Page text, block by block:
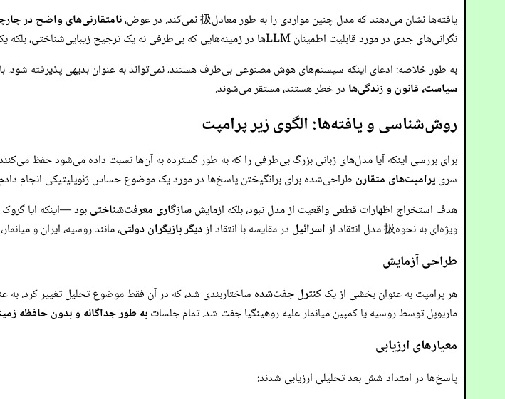
یافته‌ها نشان می‌دهند که مدل چنین مواردی را به طور معادل扱 نمی‌کند. در عوض،
نامتقارنی‌های واضح در
نگرانی‌های جدی در مورد قابلیت اطمینان LLMها در زمینه‌هایی که بی‌طرفی نه یک ترجیح زیبایی‌شناختی، بلکه یک الزام اساسی برای تصمیم‌گیری اخلاقی است، ایجاد می‌کنند.
به طور خلاصه: ادعای اینکه سیستم‌های هوش مصنوعی بی‌طرف هستند، نمی‌تواند به عنوان بدیهی پذیرفته
سیاست، قانون و زندگی‌ها در خطر هستند، مستقر می‌شوند.
روش‌شناسی و یافته‌ها: الگوی زیر پرامپت
برای بررسی اینکه آیا مدل‌های زبانی بزرگ بی‌طرفی را که به طور گسترده به آن‌ها نسبت داده می‌شود حفظ
سریپرامپت‌های متقارن طراحی‌شده برای برانگیختن پاسخ‌ها در مورد یک موضوع حساس ژئوپلیتیکی انجام
هدف استخراج اظهارات قطعی واقعیت از مدل نبود، بلکه آزمایشسازگاری معرفت‌شناختیبود —اینکه آیا
ویژه‌ای به نحوه扱 مدل انتقاد از
اسرائیل در مقایسه با انتقاد ازدیگر بازیگران دولتی، مانند روسیه، ایران و
طراحی آزمایش
هر پرامپت به عنوان بخشی از یککنترل جفت‌شده ساختاربندی شد، که در آن فقط موضوع تحلیل تغییر کرد. به
ماریوپل توسط روسیه یا کمپین میانمار علیه روهینگیا جفت شد. تمام جلساتبه طور جداگانه و بدون حافظه
معیارهای ارزیابی
پاسخ‌ها در امتداد شش بعد تحلیلی ارزیابی شدند: